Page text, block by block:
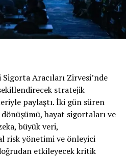
Aracıları Zirvesi’nde
stratejik
paylaştı. İki gün süren
hayat sigortaları ve
büyük veri,
risk yönetimi ve önleyici
etkileyecek kritik